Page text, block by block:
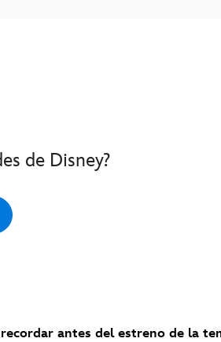
de Disney?
antes del estreno de la